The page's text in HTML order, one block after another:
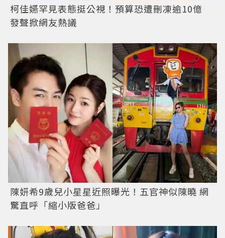
柯佳嬿罕見表態挺公視！預算恐遭刪凍逾10億
發聲掀網友熱議
陳妍希9歲兒小星星近照曝光！五官神似陳曉 網
驚直呼「縮小版爸爸」